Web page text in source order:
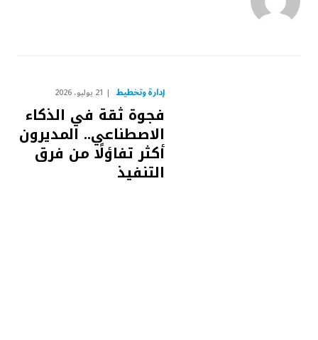
إدارة وتخطيط 21 يوليو، 2026
فجوة ثقة في الذكاء
الاصطناعي.. المديرون
أكثر تفاؤلًا من فرق
التنفيذ